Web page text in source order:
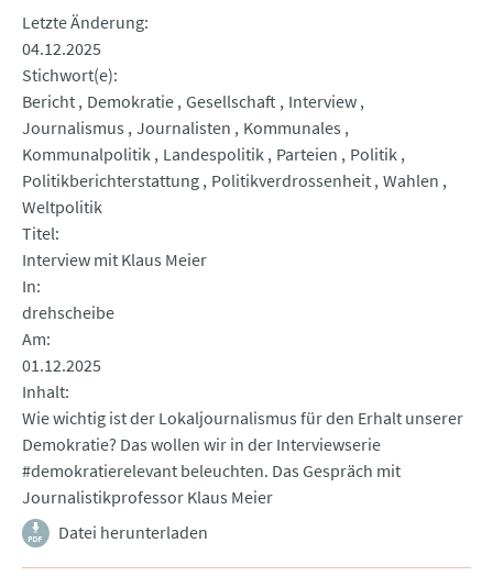
Letzte Änderung
04.12.2025
Stichwort(e)
Bericht Demokratie Gesellschaft Interview
Journalismus Journalisten
Kommunales
Kommunalpolitik Landespolitik Parteien
Politik
Politikberichterstattung Politikverdrossenheit Wahlen
Weltpolitik
Titel
Interview mit Klaus Meier
In
drehscheibe
Am
01.12.2025
Inhalt
Wie wichtig ist der Lokaljournalismus für den Erhalt unserer
Demokratie? Das wollen wir in der Interviewserie
#demokratierelevant beleuchten. Das Gespräch mit
Journalistikprofessor Klaus Meier
Datei herunterladen